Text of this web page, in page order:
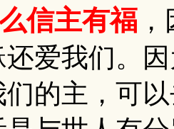
信主有福
爱我们。
的主，可